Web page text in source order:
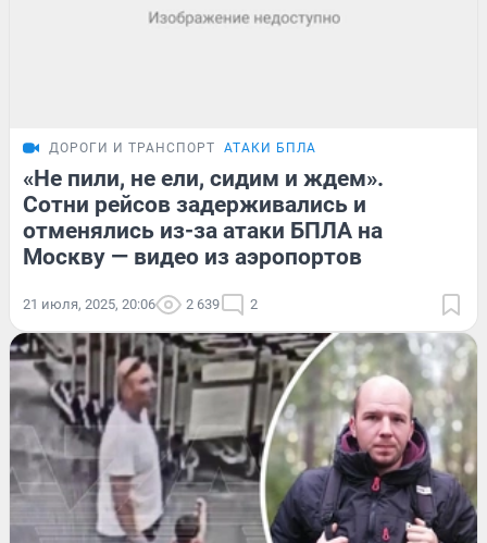
ДОРОГИ И ТРАНСПОРТ АТАКИ БПЛА
«Не пили, не ели, сидим и ждем».
Сотни рейсов задерживались и
отменялись из-за атаки БПЛА на
Москву — видео из аэропортов
21 июля, 2025, 20:06 2 639 2